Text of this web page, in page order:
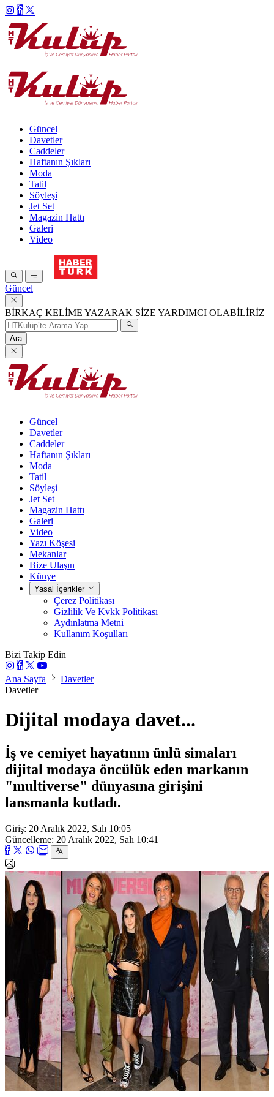
Güncel
Davetler
Caddeler
Haftanın Şıkları
Moda
Tatil
Söyleşi
Jet Set
Magazin Hattı
Galeri
Video
Güncel
BİRKAÇ KELİME YAZARAK SİZE YARDIMCI OLABİLİRİZ
Ara
Güncel
Davetler
Caddeler
Haftanın Şıkları
Moda
Tatil
Söyleşi
Jet Set
Magazin Hattı
Galeri
Video
Yazı Köşesi
Mekanlar
Bize Ulaşın
Künye
Yasal İçerikler
Çerez Politikası
Gizlilik Ve Kvkk Politikası
Aydınlatma Metni
Kullanım Koşulları
Bizi Takip Edin
Ana Sayfa
Davetler
Davetler
Dijital modaya davet...
İş ve cemiyet hayatının ünlü simaları
dijital modaya öncülük eden markanın
"multiverse" dünyasına girişini
lansmanla kutladı.
Giriş: 20 Aralık 2022, Salı 10:05
Güncelleme: 20 Aralık 2022, Salı 10:41